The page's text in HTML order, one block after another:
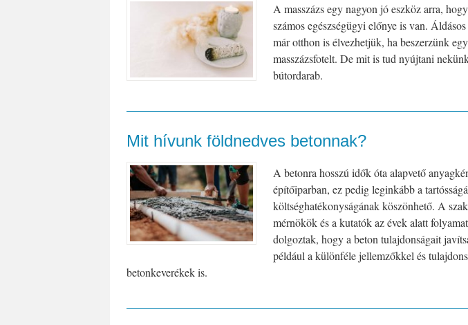
A masszázs egy nagyon jó eszköz arra,
számos egészségügyi előnye is van.
már otthon is élvezhetjük, ha beszerzünk
masszázsfotelt. De mit is tud nyújtani
bútordarab.
Mit hívunk földnedves betonnak?
A betonra hosszú idők óta alapvető
építőiparban, ez pedig leginkább a
költséghatékonyságának köszönhető. A
mérnökök és a kutatók az évek alatt
dolgoztak, hogy a beton tulajdonságait
például a különféle jellemzőkkel és
betonkeverékek is.